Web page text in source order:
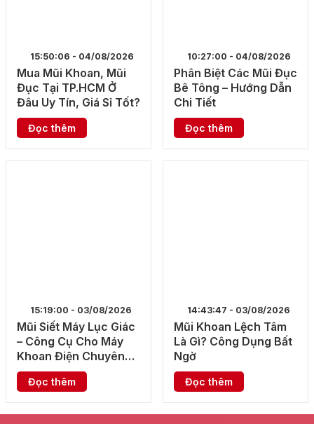
15:50:06 - 04/08/2026
Mua Mũi Khoan, Mũi
Đục Tại TP.HCM Ở
Đâu Uy Tín, Giá Sỉ Tốt?
Đọc thêm
10:27:00 - 04/08/2026
Phân Biệt Các Mũi Đục
Bê Tông – Hướng Dẫn
Chi Tiết
Đọc thêm
15:19:00 - 03/08/2026
Mũi Siết Máy Lục Giác
– Công Cụ Cho Máy
Khoan Điện Chuyên
Dụng
Đọc thêm
14:43:47 - 03/08/2026
Mũi Khoan Lệch Tâm
Là Gì? Công Dụng Bất
Ngờ
Đọc thêm